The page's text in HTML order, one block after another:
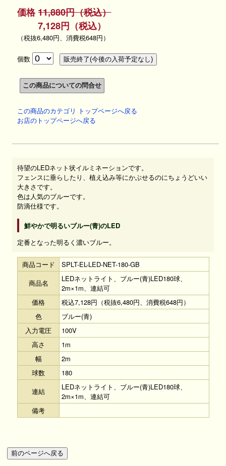
価格11,880円（税込）
7,128円（税込）
（税抜6,480円、消費税648円）
個数
この商品のカテゴリ トップページへ戻る
お店のトップページへ戻る
待望のLEDネット状イルミネーションです。
フェンスに垂らしたり、植え込み等にかぶせるのにちょうどいい
大きさです。
色は人気のブルーです。
防滴仕様です。
鮮やかで明るいブルー(青)のLED
定番となった明るく濃いブルー。
商品コード
SPLT-EL-LED-NET-180-GB
商品名
LEDネットライト、ブルー(青)LED180球、
2m×1m、連結可
価格
税込7,128円（税抜6,480円、消費税648円）
色
ブルー(青)
入力電圧
100V
高さ
1m
幅
2m
球数
180
連結
LEDネットライト、ブルー(青)LED180球、
2m×1m、連結可
備考